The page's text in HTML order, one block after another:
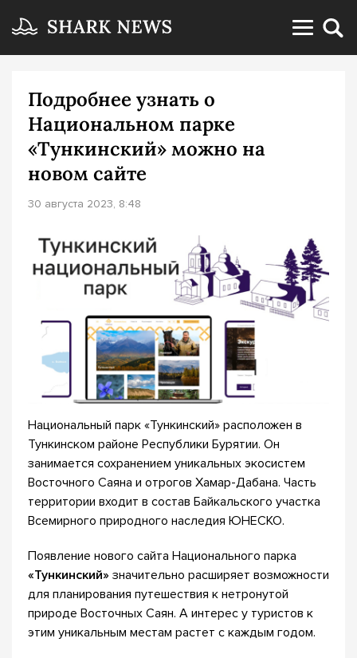
Подробнее узнать о
Национальном парке
«Тункинский» можно на
новом сайте
30 августа 2023, 8:48
Национальный парк «Тункинский» расположен в
Тункинском районе Республики Бурятии. Он
занимается сохранением уникальных экосистем
Восточного Саяна и отрогов Хамар-Дабана. Часть
территории входит в состав Байкальского участка
Всемирного природного наследия ЮНЕСКО.
Появление нового сайта Национального парка
«Тункинский» значительно расширяет возможности
для планирования путешествия к нетронутой
природе Восточных Саян. А интерес у туристов к
этим уникальным местам растет с каждым годом.